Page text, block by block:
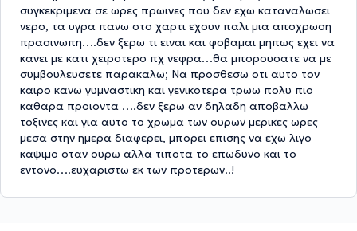
συγκεκριμενα σε ωρες πρωινες που δεν εχω καταναλωσει
νερο, τα υγρα πανω στο χαρτι εχουν παλι μια αποχρωση
πρασινωπη….δεν ξερω τι ειναι και φοβαμαι μηπως εχει να
κανει με κατι χειροτερο πχ νεφρα…θα μπορουσατε να με
συμβουλευσετε παρακαλω; Να προσθεσω οτι αυτο τον
καιρο κανω γυμναστικη και γενικοτερα τρωω πολυ πιο
καθαρα προιοντα ….δεν ξερω αν δηλαδη αποβαλλω
τοξινες και για αυτο το χρωμα των ουρων μερικες ωρες
μεσα στην ημερα διαφερει, μπορει επισης να εχω λιγο
καψιμο οταν ουρω αλλα τιποτα το επωδυνο και το
εντονο….ευχαριστω εκ των προτερων..!